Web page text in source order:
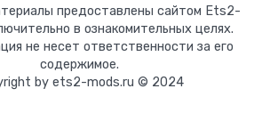
предоставлены сайтом Ets2-
в ознакомительных целях.
не несет ответственности за его
содержимое.
by ets2-mods.ru © 2024